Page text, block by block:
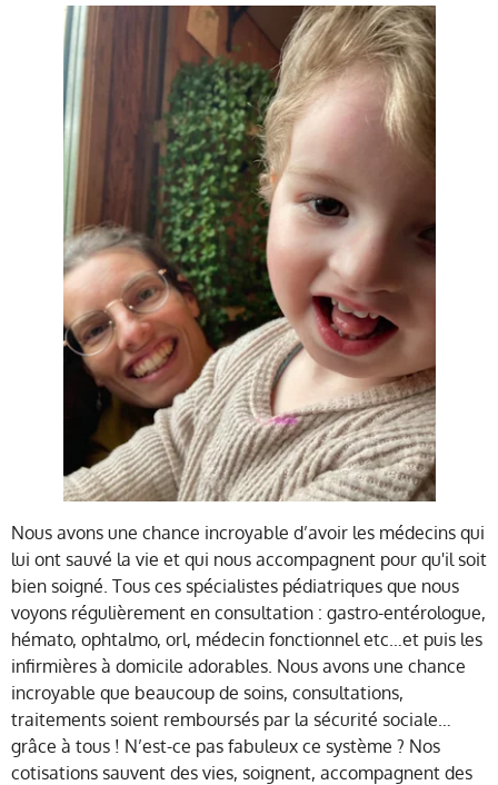
Nous avons une chance incroyable d’avoir les médecins qui
lui ont sauvé la vie et qui nous accompagnent pour qu'il soit
bien soigné. Tous ces spécialistes pédiatriques que nous
voyons régulièrement en consultation : gastro-entérologue,
hémato, ophtalmo, orl, médecin fonctionnel etc…et puis les
infirmières à domicile adorables. Nous avons une chance
incroyable que beaucoup de soins, consultations,
traitements soient remboursés par la sécurité sociale…
grâce à tous ! N’est-ce pas fabuleux ce système ? Nos
cotisations sauvent des vies, soignent, accompagnent des